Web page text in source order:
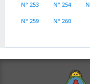
N° 253 N° 254
N° 259 N° 260